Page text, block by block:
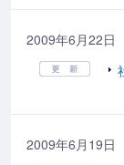
2009年6月22日
2009年6月19日